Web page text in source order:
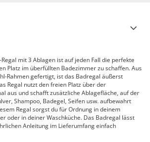
mit 3 Ablagen ist auf jeden Fall die perfekte
Platz im überfüllten Badezimmer zu schaffen. Aus
Rahmen gefertigt, ist das Badregal äußerst
Regal nutzt den freien Platz über der
aus und schafft zusätzliche Ablagefläche, auf der
Shampoo, Badegel, Seifen usw. aufbewahrt
Regal sorgst du für Ordnung in deinem
oder in deiner Waschküche. Das Badregal lässt
Anleitung im Lieferumfang einfach